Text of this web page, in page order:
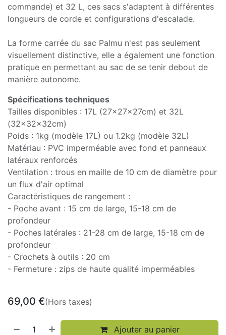
commande) et 32 L, ces sacs s'adaptent à différentes
longueurs de corde et configurations d'escalade.
La forme carrée du sac Palmu n'est pas seulement
visuellement distinctive, elle a également une fonction
pratique en permettant au sac de se tenir debout de
manière autonome.
Spécifications techniques
Tailles disponibles : 17L (27x27x27cm) et 32L
(32x32x32cm)
Poids : 1kg (modèle 17L) ou 1.2kg (modèle 32L)
Matériau : PVC imperméable avec fond et panneaux
latéraux renforcés
Ventilation : trous en maille de 10 cm de diamètre pour
un flux d'air optimal
Caractéristiques de rangement :
- Poche avant : 15 cm de large, 15-18 cm de
profondeur
- Poches latérales : 21-28 cm de large, 15-18 cm de
profondeur
- Crochets à outils : 20 cm
- Fermeture : zips de haute qualité imperméables
69,00 €(Hors taxes)
Ajouter au panier